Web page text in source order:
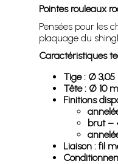
Pointes rouleaux
Pensées pour les
plaquage du
Caractéristiques
Tige : Ø
Tête : Ø 10
Finitions
brut –
Liaison : fil